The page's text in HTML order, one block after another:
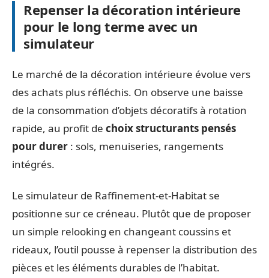
Repenser la décoration intérieure
pour le long terme avec un
simulateur
Le marché de la décoration intérieure évolue vers
des achats plus réfléchis. On observe une baisse
de la consommation d’objets décoratifs à rotation
rapide, au profit de choix structurants pensés
pour durer : sols, menuiseries, rangements
intégrés.
Le simulateur de Raffinement-et-Habitat se
positionne sur ce créneau. Plutôt que de proposer
un simple relooking en changeant coussins et
rideaux, l’outil pousse à repenser la distribution des
pièces et les éléments durables de l’habitat.